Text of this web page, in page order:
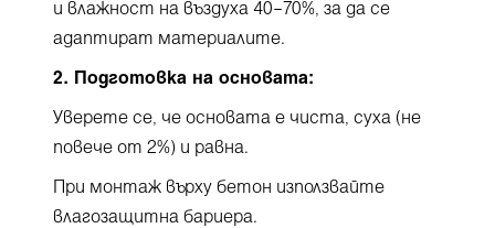
и влажност на въздуха 40–70%, за да се
адаптират материалите.
2. Подготовка на основата:
Уверете се, че основата е чиста, суха (не
повече от 2%) и равна.
При монтаж върху бетон използвайте
влагозащитна бариера.